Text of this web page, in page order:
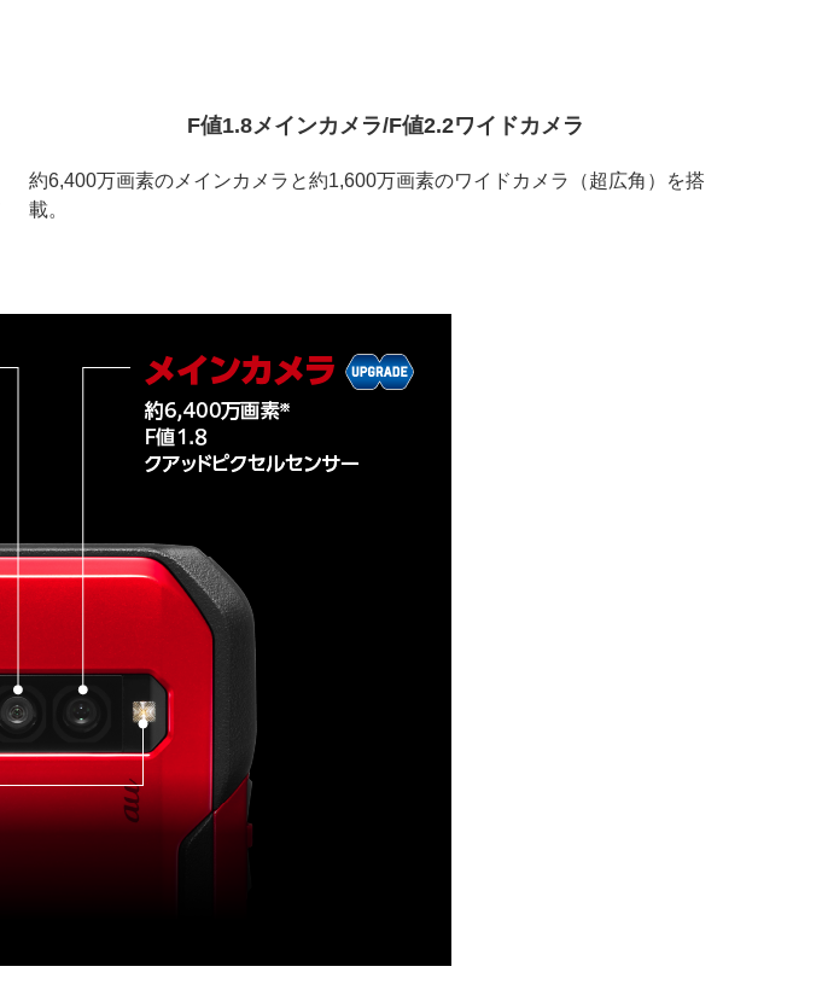
F値1.8メインカメラ/F値2.2ワイドカメラ
約6,400万画素のメインカメラと約1,600万画素のワイドカメラ（超広角）を搭
載。